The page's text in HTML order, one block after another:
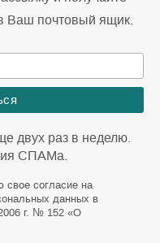
Ваш почтовый ящик.
двух раз в неделю.
СПАМа.
свое согласие на
данных в
г. № 152 «О